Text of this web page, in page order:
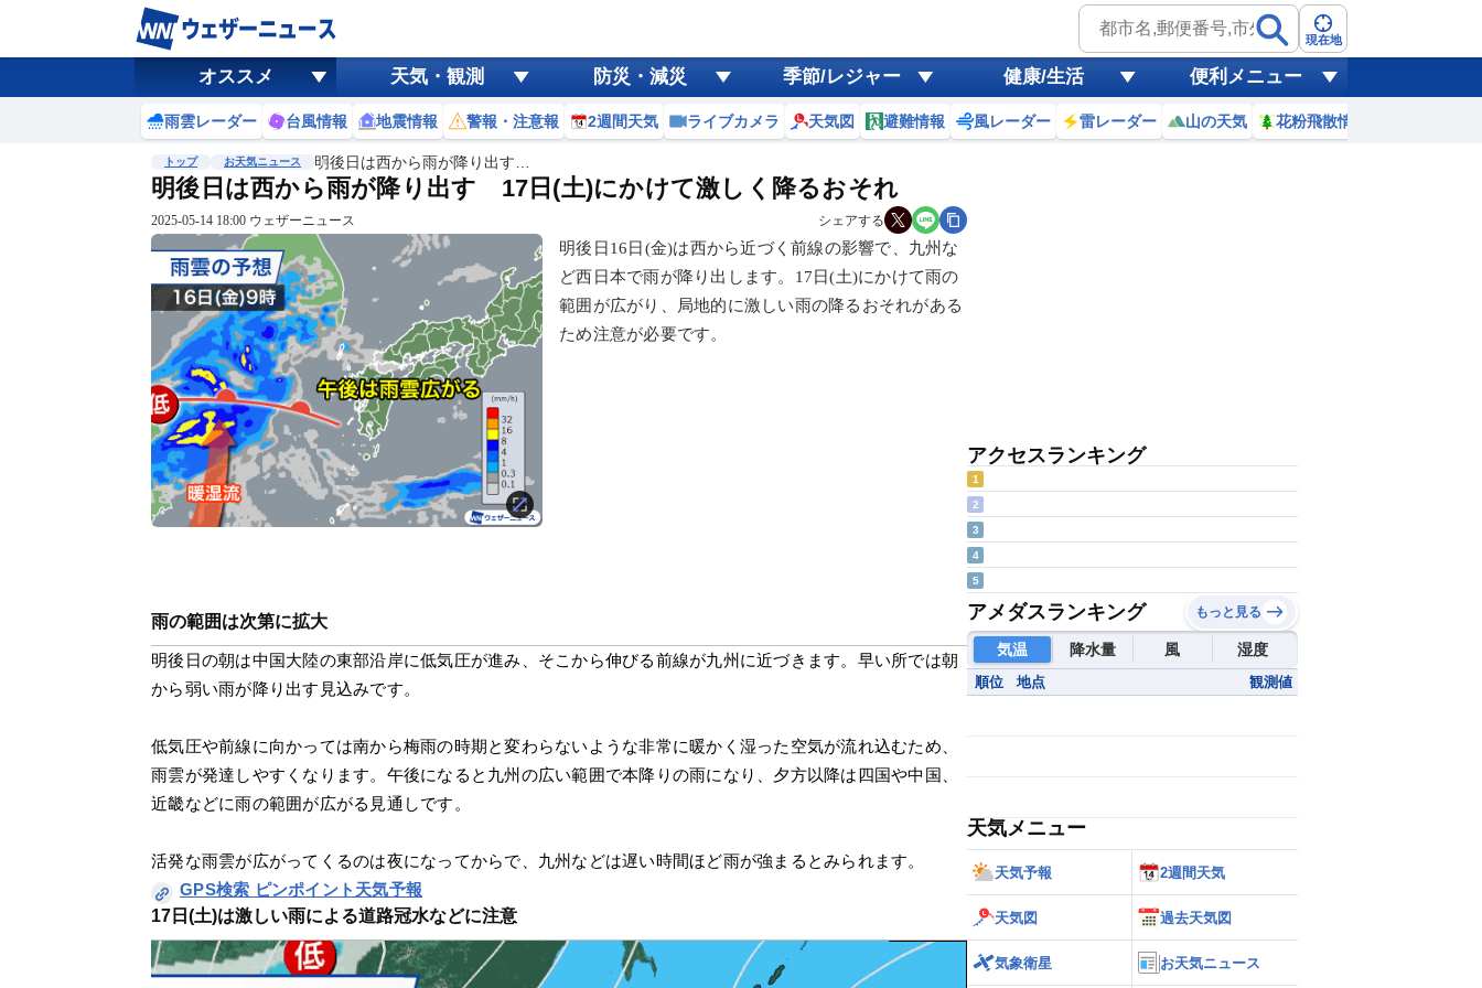
現在地
オススメ 天気・観測 防災・減災 季節/レジャー 健康/生活 便利メニュー
雨雲レーダー 台風情報 地震情報 警報・注意報 2週間天気 ライブカメラ 天気図 避難情報 風レーダー 雷レーダー 山の天気 花粉飛散情報
トップ お天気ニュース 明後日は西から雨が降り出す…
明後日は西から雨が降り出す 17日(土)にかけて激しく降るおそれ
2025-05-14 18:00 ウェザーニュース シェアする
明後日16日(金)は西から近づく前線の影響で、九州な
ど西日本で雨が降り出します。17日(土)にかけて雨の
範囲が広がり、局地的に激しい雨の降るおそれがある
ため注意が必要です。
雨の範囲は次第に拡大
明後日の朝は中国大陸の東部沿岸に低気圧が進み、そこから伸びる前線が九州に近づきます。早い所では朝
から弱い雨が降り出す見込みです。
低気圧や前線に向かっては南から梅雨の時期と変わらないような非常に暖かく湿った空気が流れ込むため、
雨雲が発達しやすくなります。午後になると九州の広い範囲で本降りの雨になり、夕方以降は四国や中国、
近畿などに雨の範囲が広がる見通しです。
活発な雨雲が広がってくるのは夜になってからで、九州などは遅い時間ほど雨が強まるとみられます。
GPS検索 ピンポイント天気予報
17日(土)は激しい雨による道路冠水などに注意
アクセスランキング
1
2
3
4
5
アメダスランキング もっと見る
気温 降水量 風 湿度
順位 地点 観測値
天気メニュー
天気予報 2週間天気
天気図 過去天気図
気象衛星 お天気ニュース